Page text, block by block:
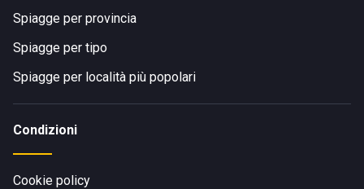
Spiagge per provincia
Spiagge per tipo
Spiagge per località più popolari
Condizioni
Cookie policy